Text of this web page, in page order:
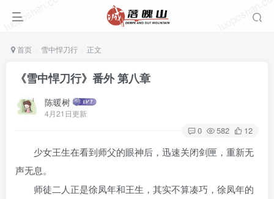
首页 雪中悍刀行 正文
《雪中悍刀行》番外 第八章
陈暖树
4月21日更新
0 582 12
luoposhan.com
少女王生在看到师父的眼神后，迅速关闭剑匣，重新无
声无息。
师徒二人正是徐凤年和王生，其实不算凑巧，徐凤年的